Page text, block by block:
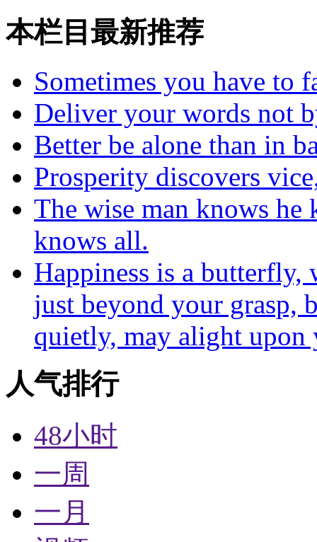
本栏目最新推荐
Sometimes you have to
Deliver your words not
Better be alone than in
Prosperity discovers
The wise man knows
knows all.
Happiness is a butterfly,
just beyond your
quietly, may alight upon
人气排行
48小时
一周
一月